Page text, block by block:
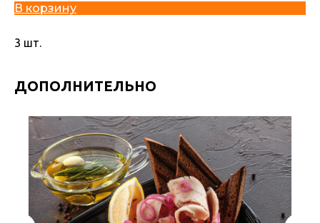
В корзину
3 шт.
ДОПОЛНИТЕЛЬНО